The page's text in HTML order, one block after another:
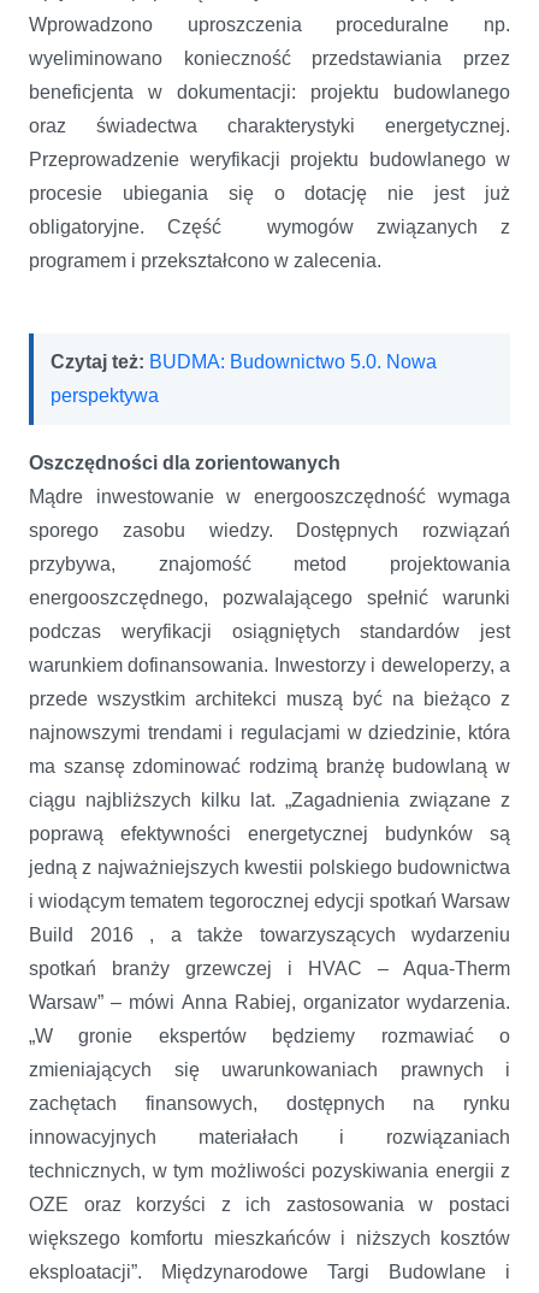
Wprowadzono uproszczenia proceduralne np.
wyeliminowano konieczność przedstawiania przez
beneficjenta w dokumentacji: projektu budowlanego
oraz świadectwa charakterystyki energetycznej.
Przeprowadzenie weryfikacji projektu budowlanego w
procesie ubiegania się o dotację nie jest już
obligatoryjne. Część wymogów związanych z
programem i przekształcono w zalecenia.
Czytaj też: BUDMA: Budownictwo 5.0. Nowa
perspektywa
Oszczędności dla zorientowanych
Mądre inwestowanie w energooszczędność wymaga
sporego zasobu wiedzy. Dostępnych rozwiązań
przybywa, znajomość metod projektowania
energooszczędnego, pozwalającego spełnić warunki
podczas weryfikacji osiągniętych standardów jest
warunkiem dofinansowania. Inwestorzy i deweloperzy, a
przede wszystkim architekci muszą być na bieżąco z
najnowszymi trendami i regulacjami w dziedzinie, która
ma szansę zdominować rodzimą branżę budowlaną w
ciągu najbliższych kilku lat. „Zagadnienia związane z
poprawą efektywności energetycznej budynków są
jedną z najważniejszych kwestii polskiego budownictwa
i wiodącym tematem tegorocznej edycji spotkań Warsaw
Build 2016 , a także towarzyszących wydarzeniu
spotkań branży grzewczej i HVAC – Aqua-Therm
Warsaw” – mówi Anna Rabiej, organizator wydarzenia.
„W gronie ekspertów będziemy rozmawiać o
zmieniających się uwarunkowaniach prawnych i
zachętach finansowych, dostępnych na rynku
innowacyjnych materiałach i rozwiązaniach
technicznych, w tym możliwości pozyskiwania energii z
OZE oraz korzyści z ich zastosowania w postaci
większego komfortu mieszkańców i niższych kosztów
eksploatacji”. Międzynarodowe Targi Budowlane i